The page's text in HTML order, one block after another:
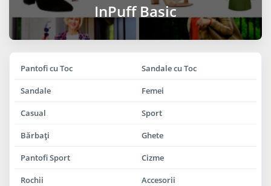
InPuff Basic
Pantofi cu Toc Sandale cu Toc
Sandale Femei
Casual Sport
Bărbaţi Ghete
Pantofi Sport Cizme
Rochii Accesorii